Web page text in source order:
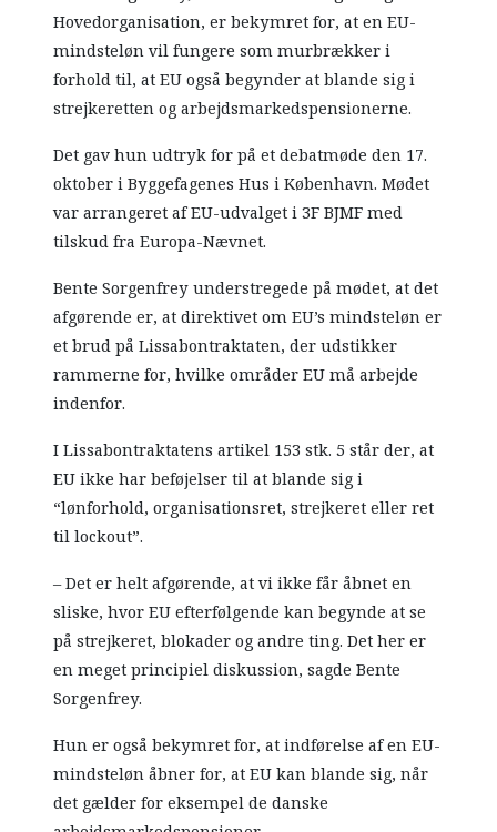
Hovedorganisation, er bekymret for, at en EU-
mindsteløn vil fungere som murbrækker i
forhold til, at EU også begynder at blande sig i
strejkeretten og arbejdsmarkedspensionerne.
Det gav hun udtryk for på et debatmøde den 17.
oktober i Byggefagenes Hus i København. Mødet
var arrangeret af EU-udvalget i 3F BJMF med
tilskud fra Europa-Nævnet.
Bente Sorgenfrey understregede på mødet, at det
afgørende er, at direktivet om EU’s mindsteløn er
et brud på Lissabontraktaten, der udstikker
rammerne for, hvilke områder EU må arbejde
indenfor.
I Lissabontraktatens artikel 153 stk. 5 står der, at
EU ikke har beføjelser til at blande sig i
“lønforhold, organisationsret, strejkeret eller ret
til lockout”.
– Det er helt afgørende, at vi ikke får åbnet en
sliske, hvor EU efterfølgende kan begynde at se
på strejkeret, blokader og andre ting. Det her er
en meget principiel diskussion, sagde Bente
Sorgenfrey.
Hun er også bekymret for, at indførelse af en EU-
mindsteløn åbner for, at EU kan blande sig, når
det gælder for eksempel de danske